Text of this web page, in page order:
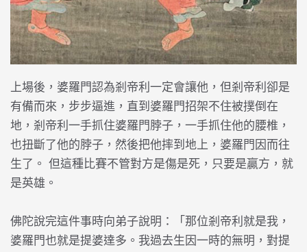
上場後，婆羅門認為剎帝利一定會讓他，但剎帝利卻是
有備而來，步步逼進，直到婆羅門招架不住被撲倒在
地，剎帝利一手抓住婆羅門脖子，一手抓住他的腰椎，
也扭斷了他的脖子，然後把他摔到地上，婆羅門因而往
生了。 但這種比賽不管對方是傷是死，只要是贏方，就
是英雄。
佛陀說完這件事時向弟子說明：「那位剎帝利就是我，
婆羅門也就是提婆達多。我過去生因一時的無明，對提